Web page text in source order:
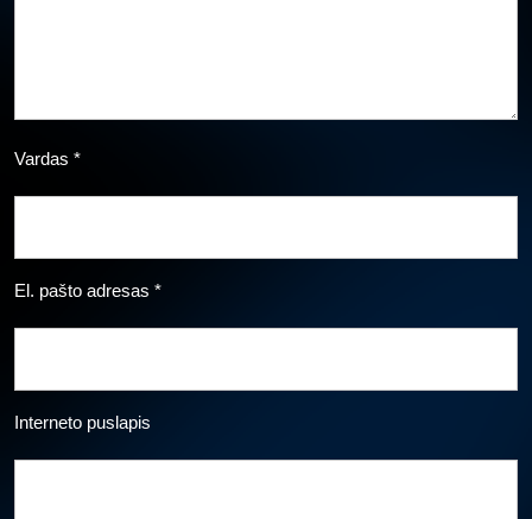
Vardas *
El. pašto adresas *
Interneto puslapis